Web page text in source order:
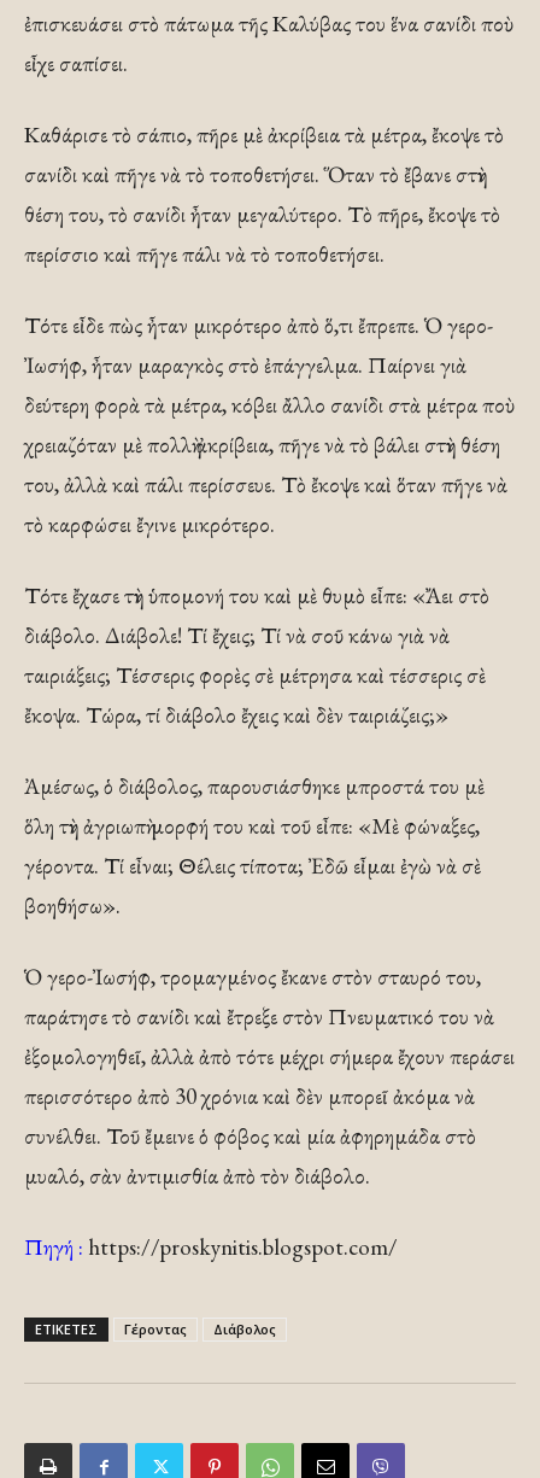
ἐπισκευάσει στὸ πάτωμα τῆς Καλύβας του ἕνα σανίδι ποὺ
εἶχε σαπίσει.
Καθάρισε τὸ σάπιο, πῆρε μὲ ἀκρίβεια τὰ μέτρα, ἔκοψε τὸ
σανίδι καὶ πῆγε νὰ τὸ τοποθετήσει. Ὅταν τὸ ἔβανε στὴν
θέση του, τὸ σανίδι ἦταν μεγαλύτερο. Τὸ πῆρε, ἔκοψε τὸ
περίσσιο καὶ πῆγε πάλι νὰ τὸ τοποθετήσει.
Τότε εἶδε πὼς ἦταν μικρότερο ἀπὸ ὅ,τι ἔπρεπε. Ὁ γερο-
Ἰωσήφ, ἦταν μαραγκὸς στὸ ἐπάγγελμα. Παίρνει γιὰ
δεύτερη φορὰ τὰ μέτρα, κόβει ἄλλο σανίδι στὰ μέτρα ποὺ
χρειαζόταν μὲ πολλὴ ἀκρίβεια, πῆγε νὰ τὸ βάλει στὴν θέση
του, ἀλλὰ καὶ πάλι περίσσευε. Τὸ ἔκοψε καὶ ὅταν πῆγε νὰ
τὸ καρφώσει ἔγινε μικρότερο.
Τότε ἔχασε τὴν ὑπομονή του καὶ μὲ θυμὸ εἶπε: «Ἄει στὸ
διάβολο. Διάβολε! Τί ἔχεις; Τί νὰ σοῦ κάνω γιὰ νὰ
ταιριάξεις; Τέσσερις φορὲς σὲ μέτρησα καὶ τέσσερις σὲ
ἔκοψα. Τώρα, τί διάβολο ἔχεις καὶ δὲν ταιριάζεις;»
Ἀμέσως, ὁ διάβολος, παρουσιάσθηκε μπροστά του μὲ
ὅλη τὴν ἀγριωπὴ μορφή του καὶ τοῦ εἶπε: «Μὲ φώναξες,
γέροντα. Τί εἶναι; Θέλεις τίποτα; Ἐδῶ εἶμαι ἐγὼ νὰ σὲ
βοηθήσω».
Ὁ γερο-Ἰωσήφ, τρομαγμένος ἔκανε στὸν σταυρό του,
παράτησε τὸ σανίδι καὶ ἔτρεξε στὸν Πνευματικό του νὰ
ἐξομολογηθεῖ, ἀλλὰ ἀπὸ τότε μέχρι σήμερα ἔχουν περάσει
περισσότερο ἀπὸ 30 χρόνια καὶ δὲν μπορεῖ ἀκόμα νὰ
συνέλθει. Τοῦ ἔμεινε ὁ φόβος καὶ μία ἀφηρημάδα στὸ
μυαλό, σὰν ἀντιμισθία ἀπὸ τὸν διάβολο.
Πηγή : https://proskynitis.blogspot.com/
ΕΤΙΚΕΤΕΣ Γέροντας Διάβολος